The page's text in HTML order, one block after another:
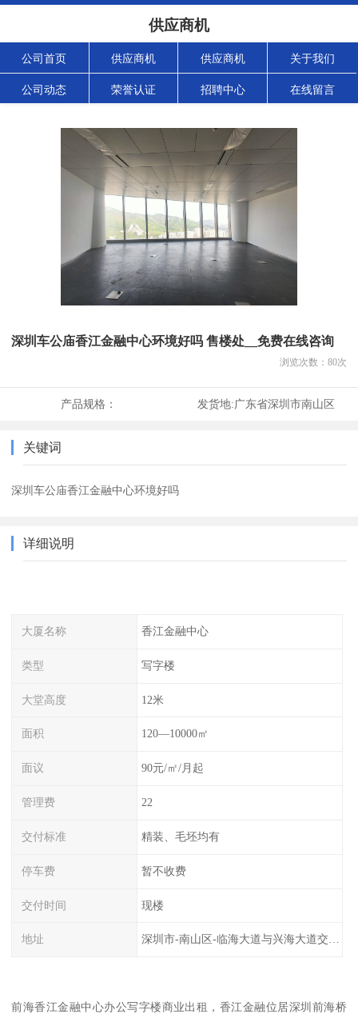
供应商机
公司首页 供应商机 供应商机 关于我们
公司动态 荣誉认证 招聘中心 在线留言
深圳车公庙香江金融中心环境好吗 售楼处__免费在线咨询
浏览次数： 80次
产品规格： 发货地:广东省深圳市南山区
关键词
深圳车公庙香江金融中心环境好吗
详细说明
大厦名称 香江金融中心
类型 写字楼
大堂高度 12米
面积 120—10000㎡
面议 90元/㎡/月起
管理费 22
交付标准 精装、毛坯均有
停车费 暂不收费
交付时间 现楼
地址 深圳市-南山区-临海大道与兴海大道交汇处
前海香江金融中心办公写字楼商业出租，香江金融位居深圳前海桥